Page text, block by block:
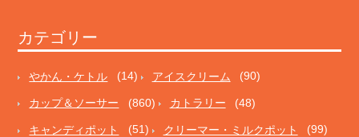
カテゴリー
やかん・ケトル (14) アイスクリーム (90)
カップ＆ソーサー (860) カトラリー (48)
キャンディポット (51) クリーマー・ミルクポット (99)